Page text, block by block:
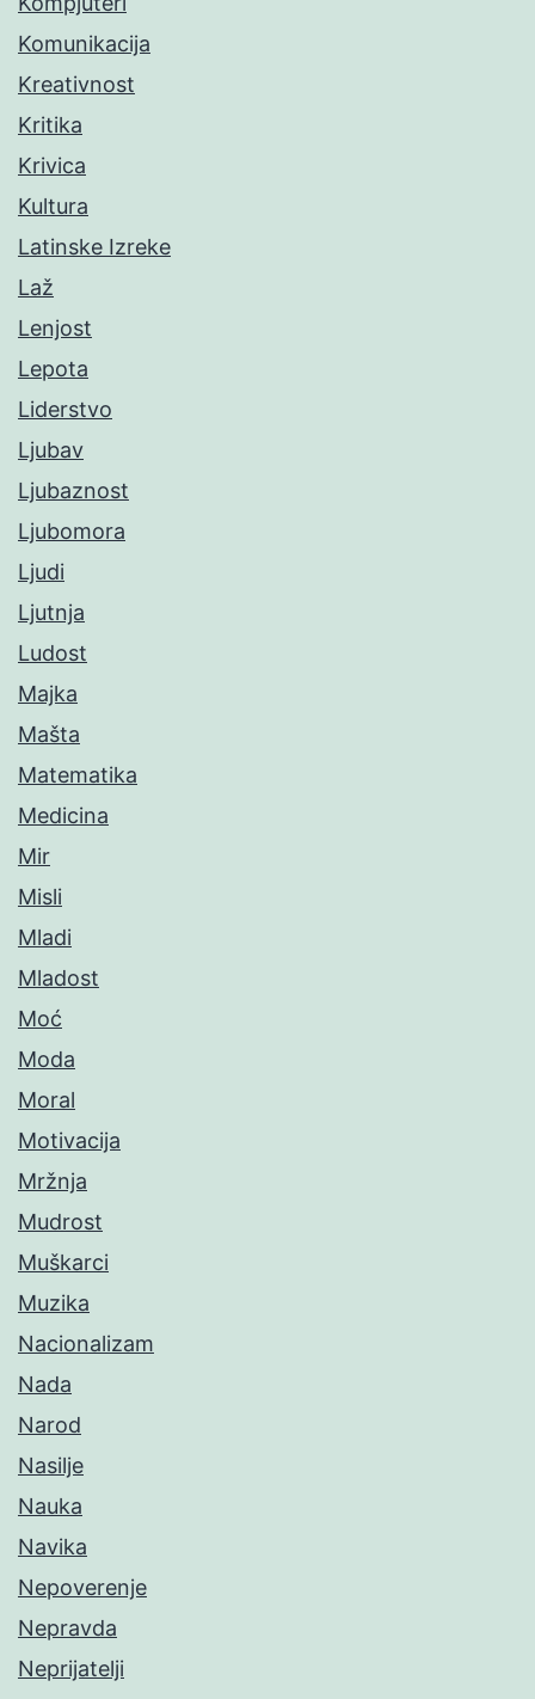
Komunikacija
Kreativnost
Kritika
Krivica
Kultura
Latinske Izreke
Laž
Lenjost
Lepota
Liderstvo
Ljubav
Ljubaznost
Ljubomora
Ljudi
Ljutnja
Ludost
Majka
Mašta
Matematika
Medicina
Mir
Misli
Mladi
Mladost
Moć
Moda
Moral
Motivacija
Mržnja
Mudrost
Muškarci
Muzika
Nacionalizam
Nada
Narod
Nasilje
Nauka
Navika
Nepoverenje
Nepravda
Neprijatelji